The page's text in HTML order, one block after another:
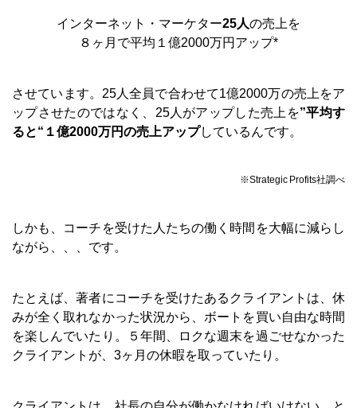
インターネット・マーケター25人の売上を
８ヶ月で平均１億2000万円アップ*
させています。25人全員で合わせて1億2000万の売上をア
ップさせたのではなく、25人がアップした売上を”平均す
ると“１億2000万円の売上アップしているんです。
※Strategic Profits社調べ
しかも、コーチを受けた人たちの働く時間を大幅に減らし
ながら、、、です。
たとえば、著者にコーチを受けたあるクライアントは、休
みが全く取れなかった状況から、ボートを買い自由な時間
を楽しんでいたり。５年間、ロクな週末を過ごせなかった
クライアントが、3ヶ月の休暇を取っていたり。